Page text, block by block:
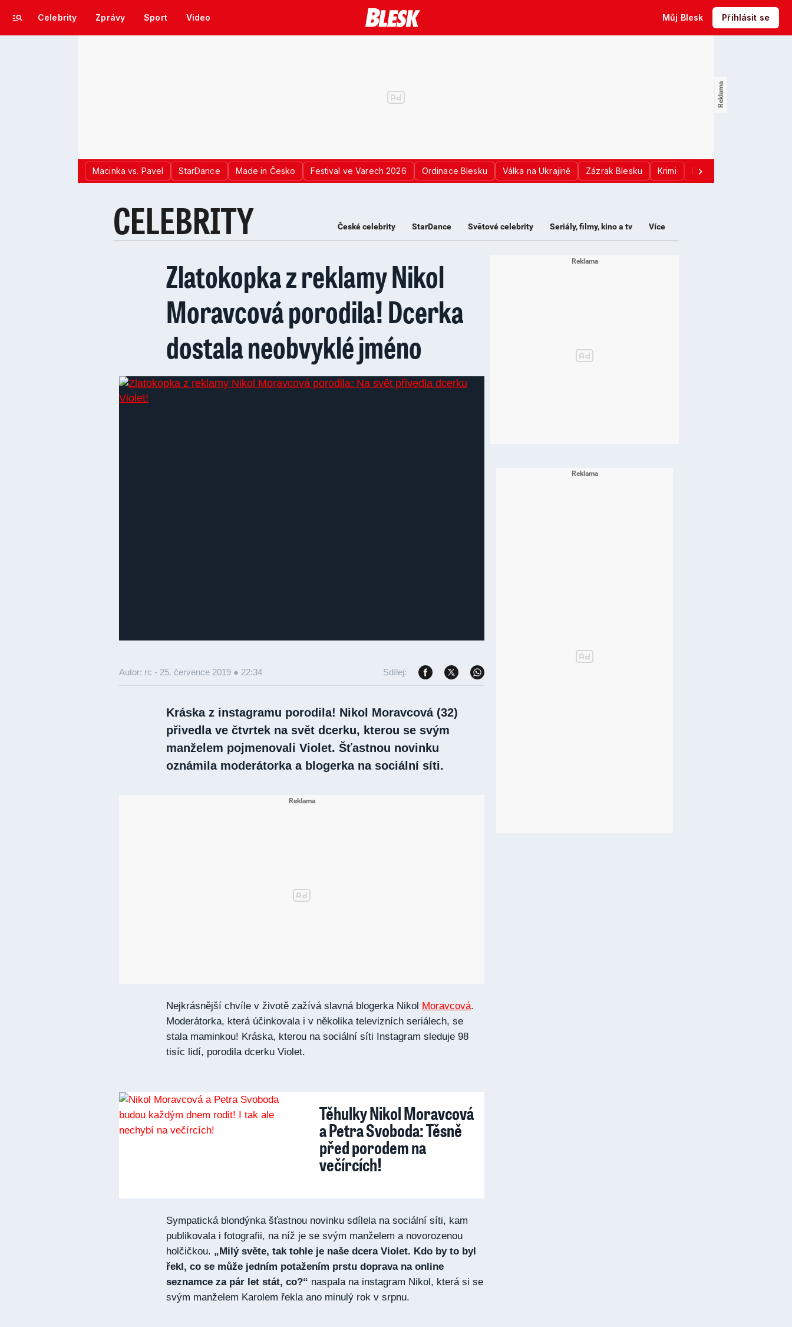
Celebrity Zprávy Sport Video Můj Blesk Přihlásit se
Macinka vs. Pavel StarDance Made in Česko Festival ve Varech 2026 Ordinace Blesku Válka na Ukrajině Zázrak Blesku Krimi Donald Trump
CELEBRITY České celebrity StarDance Světové celebrity Seriály, filmy, kino a tv Více
Zlatokopka z reklamy Nikol
Moravcová porodila! Dcerka
dostala neobvyklé jméno
Autor: rc - 25. července 2019 ● 22:34 Sdílej:
Kráska z instagramu porodila! Nikol Moravcová (32)
přivedla ve čtvrtek na svět dcerku, kterou se svým
manželem pojmenovali Violet. Šťastnou novinku
oznámila moderátorka a blogerka na sociální síti.
Nejkrásnější chvíle v životě zažívá slavná blogerka Nikol Moravcová.
Moderátorka, která účinkovala i v několika televizních seriálech, se
stala maminkou! Kráska, kterou na sociální síti Instagram sleduje 98
tisíc lidí, porodila dcerku Violet.
Těhulky Nikol Moravcová
a Petra Svoboda: Těsně
před porodem na
večírcích!
Sympatická blondýnka šťastnou novinku sdílela na sociální síti, kam
publikovala i fotografii, na níž je se svým manželem a novorozenou
holčičkou. „Milý světe, tak tohle je naše dcera Violet. Kdo by to byl
řekl, co se může jedním potažením prstu doprava na online
seznamce za pár let stát, co?“ naspala na instagram Nikol, která si se
svým manželem Karolem řekla ano minulý rok v srpnu.